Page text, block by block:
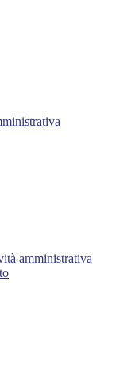
amministrativa